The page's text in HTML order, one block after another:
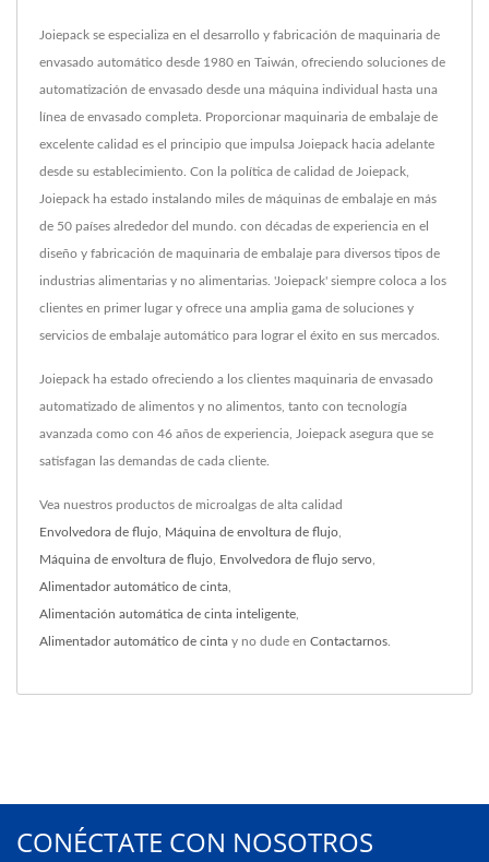
Joiepack se especializa en el desarrollo y fabricación de maquinaria de
envasado automático desde 1980 en Taiwán, ofreciendo soluciones de
automatización de envasado desde una máquina individual hasta una
línea de envasado completa. Proporcionar maquinaria de embalaje de
excelente calidad es el principio que impulsa Joiepack hacia adelante
desde su establecimiento. Con la política de calidad de Joiepack,
Joiepack ha estado instalando miles de máquinas de embalaje en más
de 50 países alrededor del mundo. con décadas de experiencia en el
diseño y fabricación de maquinaria de embalaje para diversos tipos de
industrias alimentarias y no alimentarias. 'Joiepack' siempre coloca a los
clientes en primer lugar y ofrece una amplia gama de soluciones y
servicios de embalaje automático para lograr el éxito en sus mercados.
Joiepack ha estado ofreciendo a los clientes maquinaria de envasado
automatizado de alimentos y no alimentos, tanto con tecnología
avanzada como con 46 años de experiencia, Joiepack asegura que se
satisfagan las demandas de cada cliente.
Vea nuestros productos de microalgas de alta calidad
Envolvedora de flujo Máquina de envoltura de flujo
Máquina de envoltura de flujo Envolvedora de flujo servo
Alimentador automático de cinta
Alimentación automática de cinta inteligente
Alimentador automático de cinta y no dude en Contactarnos
CONÉCTATE CON NOSOTROS